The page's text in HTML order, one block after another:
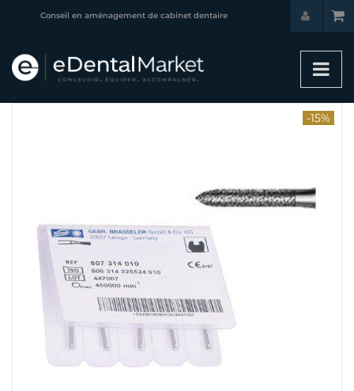
Conseil en aménagement de cabinet dentaire
-15%